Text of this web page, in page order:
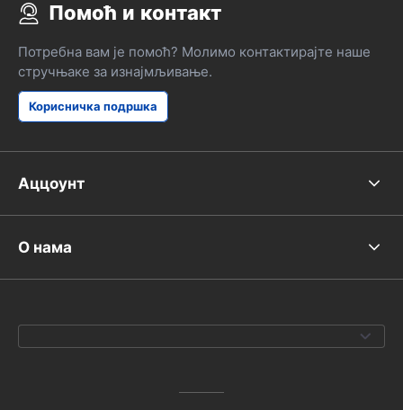
Помоћ и контакт
Потребна вам је помоћ? Молимо контактирајте наше
стручњаке за изнајмљивање.
Корисничка подршка
Аццоунт
О нама